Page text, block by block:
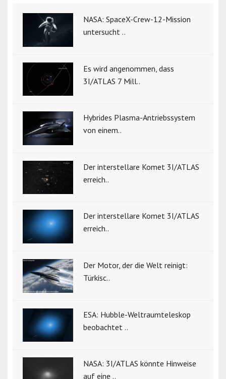
NASA: SpaceX-Crew-12-Mission
untersucht ..
Es wird angenommen, dass
3I/ATLAS 7 Mill..
Hybrides Plasma-Antriebssystem
von einem..
Der interstellare Komet 3I/ATLAS
erreich..
Der interstellare Komet 3I/ATLAS
erreich..
Der Motor, der die Welt reinigt:
Türkisc..
ESA: Hubble-Weltraumteleskop
beobachtet ..
NASA: 3I/ATLAS könnte Hinweise
auf eine ..